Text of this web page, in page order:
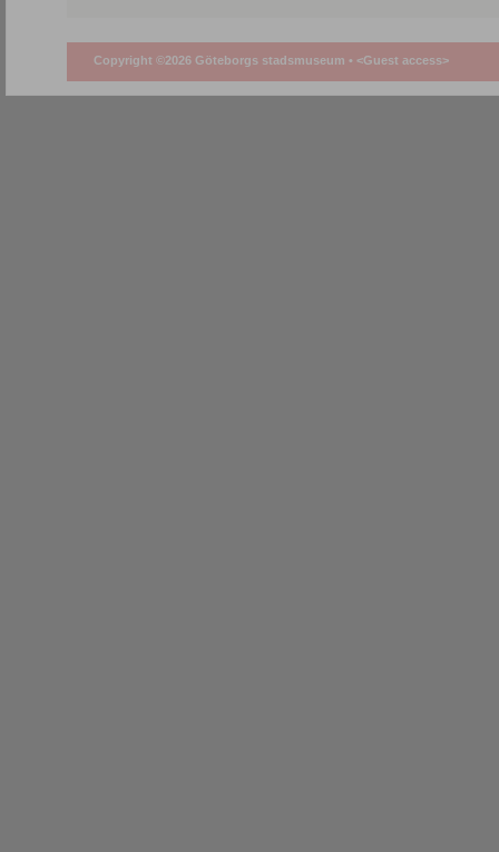
Copyright ©2026 Göteborgs stadsmuseum • <Guest access>